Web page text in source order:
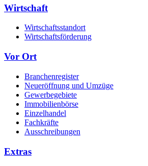
Wirtschaft
Wirtschaftsstandort
Wirtschaftsförderung
Vor Ort
Branchenregister
Neueröffnung und Umzüge
Gewerbegebiete
Immobilienbörse
Einzelhandel
Fachkräfte
Ausschreibungen
Extras